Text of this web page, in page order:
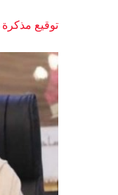
توقيع مذكرة